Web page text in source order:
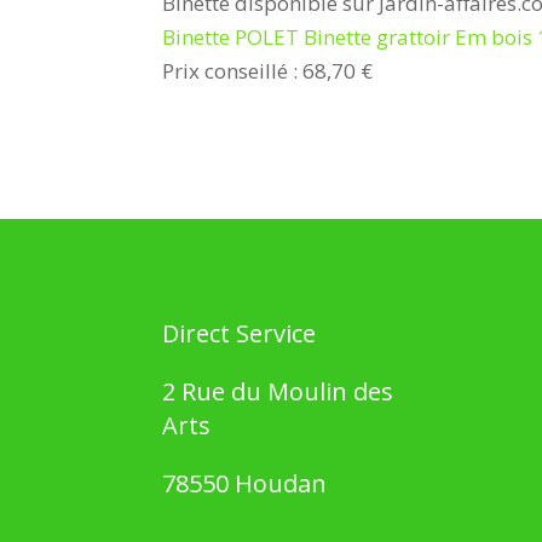
Binette POLET Binette grattoir Em bois
Prix conseillé : 68,70 €
Direct Service
2 Rue du Moulin des
Arts
78550 Houdan